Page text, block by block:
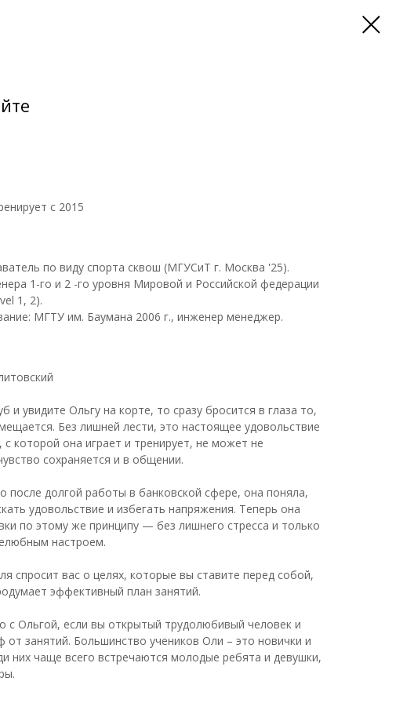
с 2015
по виду спорта сквош (МГУСиТ г. Москва '25).
1-го и 2 -го уровня Мировой и Российской федерации
1, 2).
МГТУ им. Баумана 2006 г., инженер менеджер.
и увидите Ольгу на корте, то сразу бросится в глаза то,
Без лишней лести, это настоящее удовольствие
с которой она играет и тренирует, не может не
сохраняется и в общении.
после долгой работы в банковской сфере, она поняла,
удовольствие и избегать напряжения. Теперь она
по этому же принципу — без лишнего стресса и только
настроем.
спросит вас о целях, которые вы ставите перед собой,
эффективный план занятий.
с Ольгой, если вы открытый трудолюбивый человек и
от занятий. Большинство учеников Оли – это новички и
них чаще всего встречаются молодые ребята и девушки,